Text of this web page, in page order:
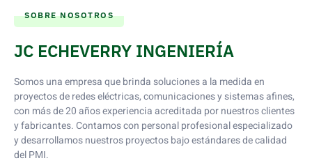
SOBRE NOSOTROS
JC ECHEVERRY INGENIERÍA
Somos una empresa que brinda soluciones a la medida en
proyectos de redes eléctricas, comunicaciones y sistemas afines,
con más de 20 años experiencia acreditada por nuestros clientes
y fabricantes. Contamos con personal profesional especializado
y desarrollamos nuestros proyectos bajo estándares de calidad
del PMI.